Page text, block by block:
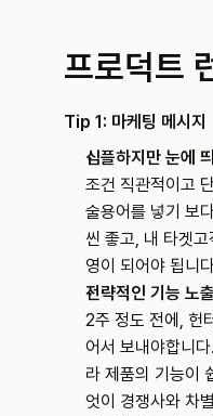
프로덕트
Tip 1: 마케팅 메시지
심플하지만 눈에
조건 직관적이고
술용어를 넣기 보
씬 좋고, 내 타겟
영이 되어야 됩니
전략적인 기능 노
2주 정도 전에, 헌
어서 보내야합니
라 제품의 기능이
엇이 경쟁사와 차